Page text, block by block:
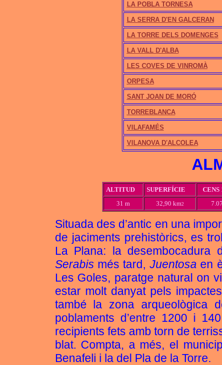
LA POBLA TORNESA
LA SERRA D'EN GALCERAN
LA TORRE DELS DOMENGES
LA VALL D'ALBA
LES COVES DE VINROMÀ
ORPESA
SANT JOAN DE MORÓ
TORREBLANCA
VILAFAMÉS
VILANOVA D'ALCOLEA
ALTITUD SUPERFÍCIE
CENS
31 m
32,90 km2
Situada des d’antic en una
de jaciments prehistòrics, es
La Plana: la desembocadura
Serabis més tard, Juentosa en
Les Goles, paratge natural on
estar molt danyat pels
també la zona arqueològica
poblaments d’entre 1200 i
recipients fets amb torn de
blat. Compta, a més, el
Benafeli i la del Pla de la Torre.